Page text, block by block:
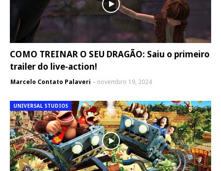
COMO TREINAR O SEU DRAGÃO: Saiu o primeiro
trailer do live-action!
Marcelo Contato Palaveri novembro 19, 2024
UNIVERSAL STUDIOS